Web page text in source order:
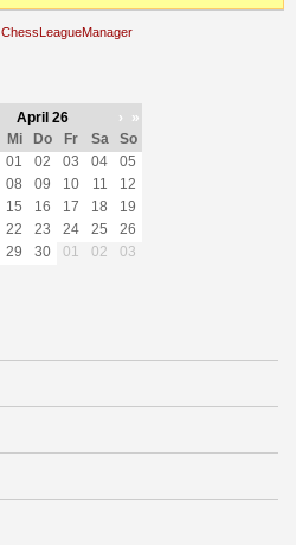
ChessLeagueManager
April 26 ›
»
Mi Do Fr Sa
So
01 02 03 04
05
08 09 10 11
12
15 16 17 18
19
22 23 24 25
26
29 30 01 02 03